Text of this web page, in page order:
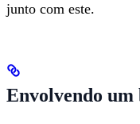
junto com este.
Envolvendo um